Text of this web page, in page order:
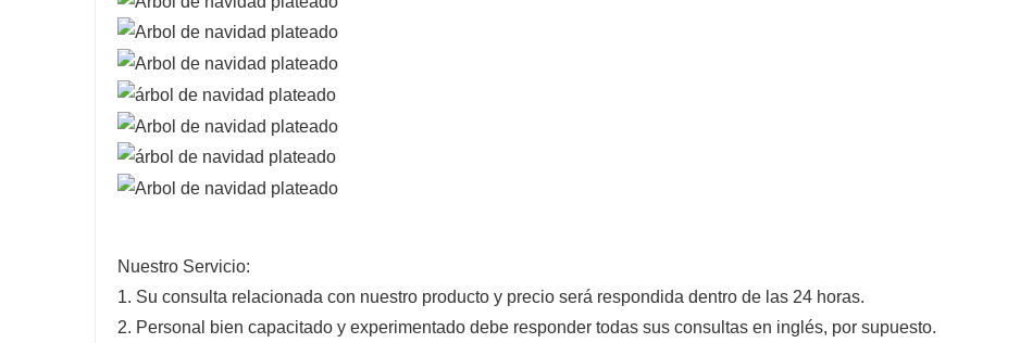
Nuestro Servicio:
1. Su consulta relacionada con nuestro producto y precio será respondida dentro de las 24 horas.
2. Personal bien capacitado y experimentado debe responder todas sus consultas en inglés, por supuesto.